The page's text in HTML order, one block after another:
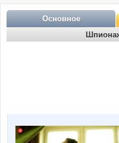
Основное